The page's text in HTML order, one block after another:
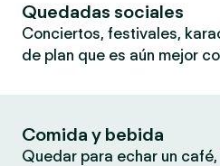
Quedadas sociales
Conciertos, festivales,
de plan que es aún mejor
Comida y bebida
Quedar para echar un